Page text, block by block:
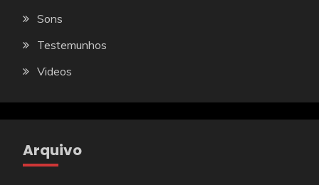
Sons
Testemunhos
Videos
Arquivo